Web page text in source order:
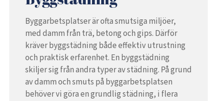
Byggarbetsplatser är ofta smutsiga miljöer,
med damm från trä, betong och gips. Därför
kräver byggstädning både effektiv utrustning
och praktisk erfarenhet. En byggstädning
skiljer sig från andra typer av städning. På grund
av damm och smuts på byggarbetsplatsen
behöver vi göra en grundlig städning, i flera